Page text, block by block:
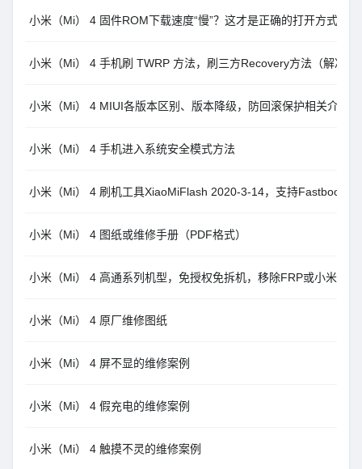
小米（Mi） 4 固件ROM下载速度“慢”？这才是正确的打开方式。
小米（Mi） 4 手机刷 TWRP 方法，刷三方Recovery方法（解决卡
小米（Mi） 4 MIUI各版本区别、版本降级，防回滚保护相关介绍
小米（Mi） 4 手机进入系统安全模式方法
小米（Mi） 4 刷机工具XiaoMiFlash 2020-3-14，支持Fastboot、
小米（Mi） 4 图纸或维修手册（PDF格式）
小米（Mi） 4 高通系列机型，免授权免拆机，移除FRP或小米账
小米（Mi） 4 原厂维修图纸
小米（Mi） 4 屏不显的维修案例
小米（Mi） 4 假充电的维修案例
小米（Mi） 4 触摸不灵的维修案例